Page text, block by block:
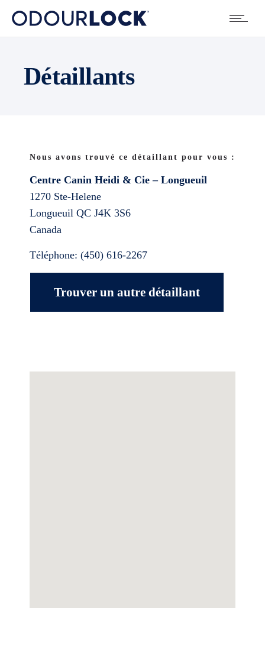
Détaillants
Nous avons trouvé ce détaillant pour vous :
Centre Canin Heidi & Cie – Longueuil
1270 Ste-Helene
Longueuil QC J4K 3S6
Canada
Téléphone: (450) 616-2267
Trouver un autre détaillant